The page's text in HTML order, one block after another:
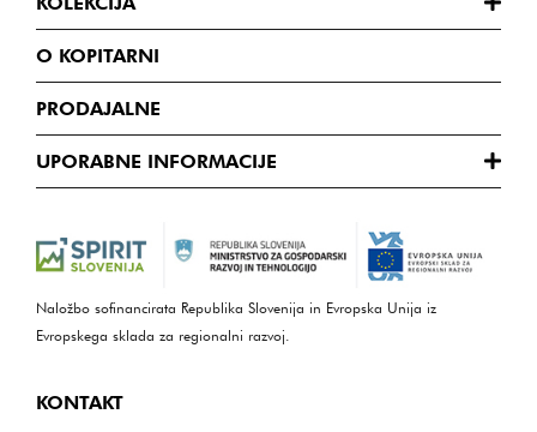
O KOPITARNI
PRODAJALNE
UPORABNE INFORMACIJE
Naložbo sofinancirata Republika Slovenija in Evropska Unija iz
Evropskega sklada za regionalni razvoj.
KONTAKT